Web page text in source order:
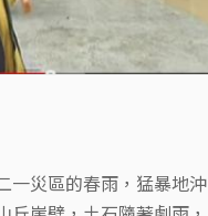
一災區的春雨，猛暴地沖